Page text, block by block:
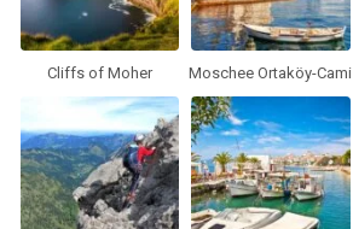
Cliffs of Moher Moschee Ortaköy-Cami